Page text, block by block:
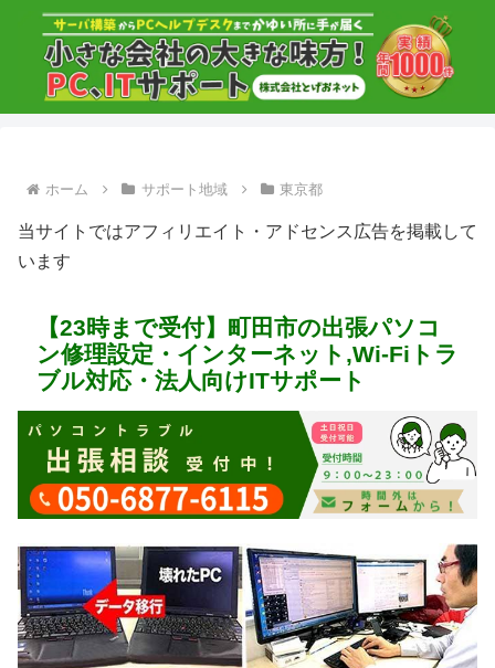
ホーム サポート地域 東京都
当サイトではアフィリエイト・アドセンス広告を掲載して
います
【23時まで受付】町田市の出張パソコ
ン修理設定・インターネット,Wi-Fiトラ
ブル対応・法人向けITサポート